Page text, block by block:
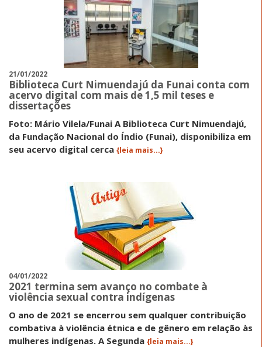
21/01/2022
Biblioteca Curt Nimuendajú da Funai conta com
acervo digital com mais de 1,5 mil teses e
dissertações
Foto: Mário Vilela/Funai A Biblioteca Curt Nimuendajú,
da Fundação Nacional do Índio (Funai), disponibiliza em
seu acervo digital cerca {leia mais...}
04/01/2022
2021 termina sem avanço no combate à
violência sexual contra indígenas
O ano de 2021 se encerrou sem qualquer contribuição
combativa à violência étnica e de gênero em relação às
mulheres indígenas. A Segunda {leia mais...}